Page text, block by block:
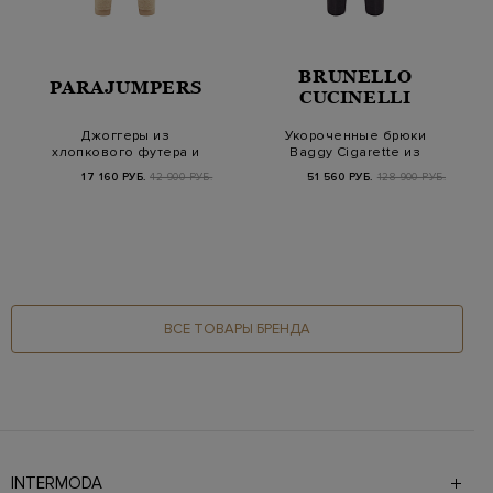
PARAJUMPERS
Джоггеры из
хлопкового футера и
наш…
17 160 РУБ. 42 900 РУБ.
BRUNELLO
CUCINELLI
Укороченные брюки
Baggy Cigarette из
51 560 РУБ. 128 900 РУБ.
ВСЕ ТОВАРЫ БРЕНДА
INTERMODA